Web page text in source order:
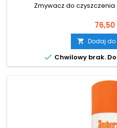
Zmywacz do
Cena
76,50
 Dodaj do
 Chwilowy brak.